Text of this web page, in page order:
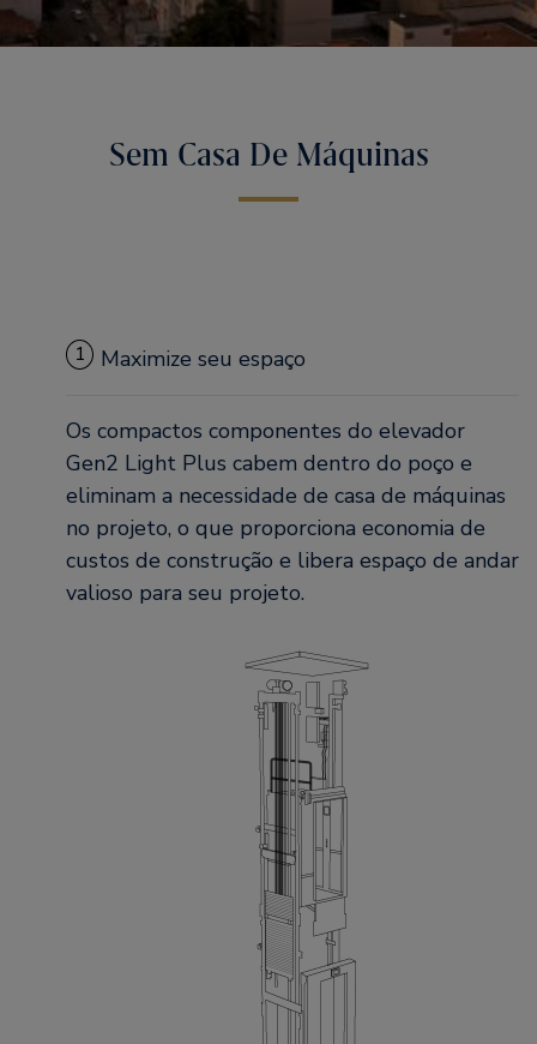
Sem Casa De Máquinas
1 Maximize seu espaço
Os compactos componentes do elevador
Gen2 Light Plus cabem dentro do poço e
eliminam a necessidade de casa de máquinas
no projeto, o que proporciona economia de
custos de construção e libera espaço de andar
valioso para seu projeto.